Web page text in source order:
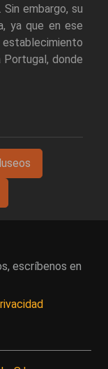
embargo, su
ya que en ese
Portugal, donde
escríbenos en